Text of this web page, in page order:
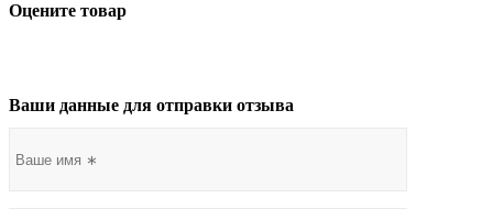
Оцените товар
Ваши данные для отправки отзыва